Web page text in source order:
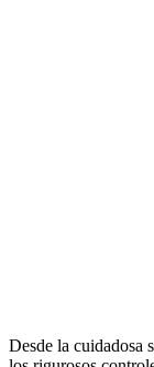
Desde la cuidadosa